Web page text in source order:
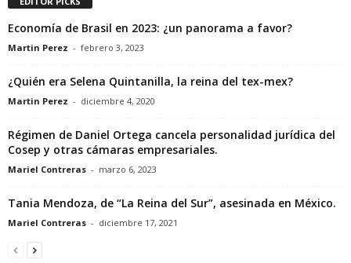
Economía de Brasil en 2023: ¿un panorama a favor?
Martin Perez - febrero 3, 2023
¿Quién era Selena Quintanilla, la reina del tex-mex?
Martin Perez - diciembre 4, 2020
Régimen de Daniel Ortega cancela personalidad jurídica del
Cosep y otras cámaras empresariales.
Mariel Contreras - marzo 6, 2023
Tania Mendoza, de “La Reina del Sur”, asesinada en México.
Mariel Contreras - diciembre 17, 2021